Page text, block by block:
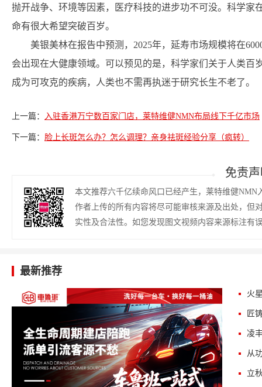
抛开战争、环境等因素，医疗科技的进步功不可没。科学家
命有很大希望突破百岁。
美银美林在报告中预测，2025年，延寿市场规模将在
会出现在大健康领域。可以预见的是，科学家们关于人类
成为可攻克的疾病，人类也不需再执迷于研究长生不老了。
上一篇： 入驻香港万宁数百家门店，莱特维健NMN布局线下千亿市场
下一篇： 脸上长斑怎么办？怎么调理？亲身祛斑经验分享（疯转）
免责
本文推荐六千亿续命风口已经产生，莱特维健
作者上传的所有内容将尽可能审核来源及出处，但
实性及合法性。如您发现图文视频内容来源标注有
最新推荐
火
匠